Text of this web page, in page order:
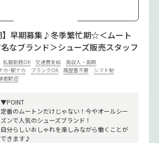
早期募集♪冬季繁忙期☆＜ムート
なブランド＞シューズ販売スタッフ
私服勤務OK 交通費支給
高収入・高額
カ･駅ナカ ブランクOK 履歴書不要
シフト制
者歓迎
▼POINT
定番のムートンだけじゃない！今やオールシー
ズンで人気のシューズブランド！
自分らしいおしゃれを楽しみながら働くことが
できます♪